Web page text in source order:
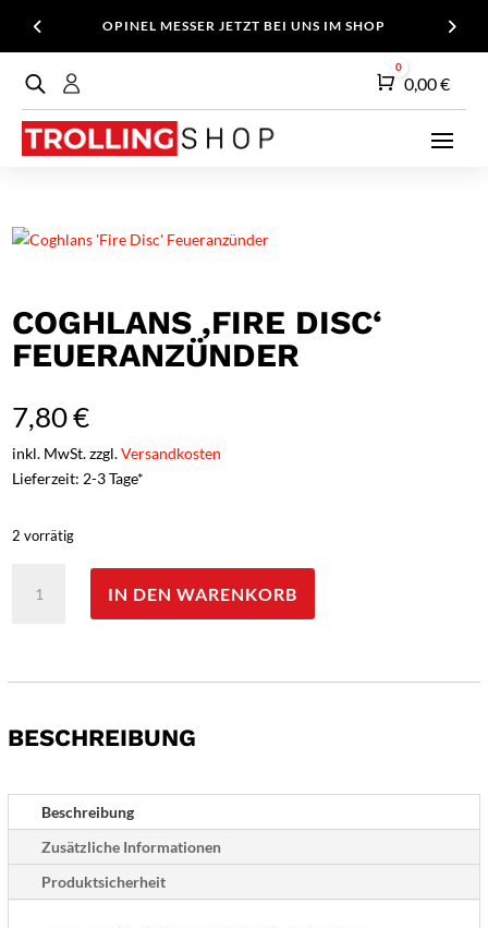
OPINEL MESSER JETZT BEI UNS IM SHOP
Warenkorb
0
0,00€
COGHLANS ‚FIRE DISC‘
FEUERANZÜNDER
7,80€
inkl. MwSt. zzgl.Versandkosten
Lieferzeit: 2-3 Tage*
2 vorrätig
'Fire
IN DEN WARENKORB
BESCHREIBUNG
Beschreibung
Zusätzliche Informationen
Produktsicherheit